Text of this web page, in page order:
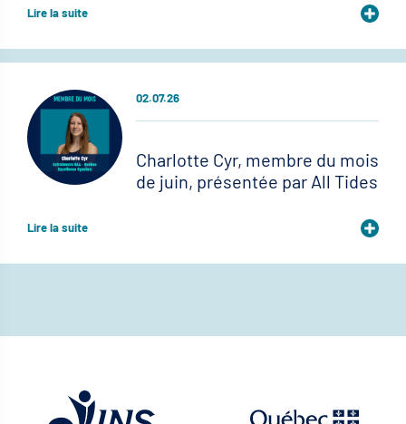
Lire la suite
02.07.26
Charlotte Cyr, membre du mois
de juin, présentée par All Tides
Lire la suite